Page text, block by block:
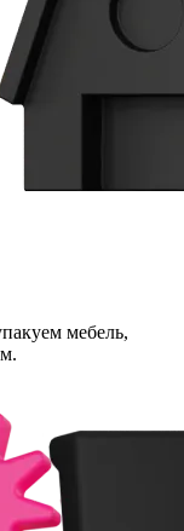
мебель,